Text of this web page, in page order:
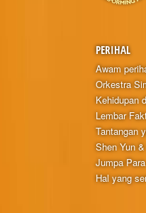
PERIHAL
Awam
Orkestra
Kehidupan
Lembar
Tantangan
Shen Yun
Jumpa
Hal yang